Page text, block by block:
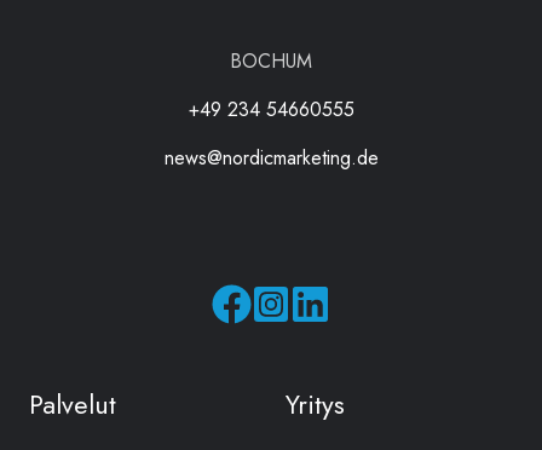
BOCHUM
+49 234 54660555
news@nordicmarketing.de
Seuraa
Facebookissa
Seuraa
Instagramissa
Palvelut Yritys